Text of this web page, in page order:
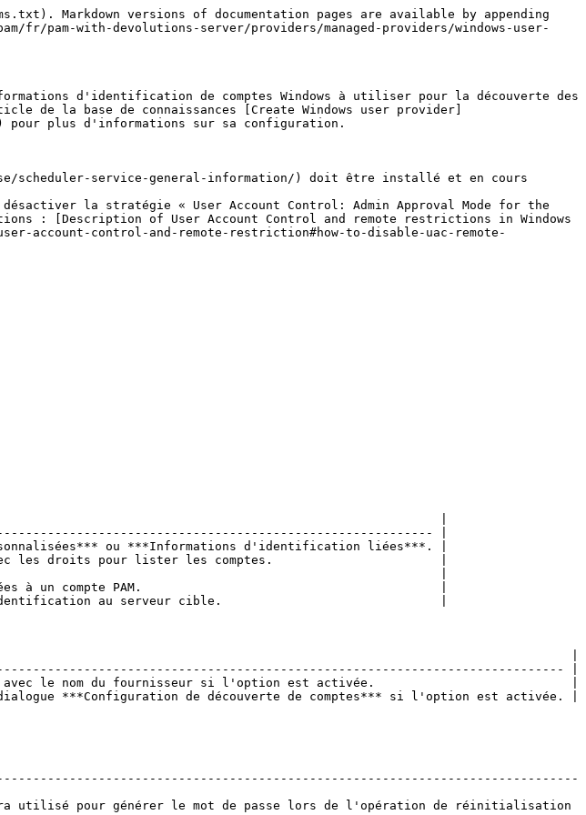
Markdown versions of documentation pages are available by appending
pam-with-devolutions-server/providers/managed-providers/windows-user-
d'identification de comptes Windows à utiliser pour la découverte des
de la base de connaissances [Create Windows user provider]
pour plus d'informations sur sa configuration.
scheduler-service-general-information/) doit être installé et en cours
la stratégie « User Account Control: Admin Approval Mode for the
: [Description of User Account Control and remote restrictions in Windows
account-control-and-remote-restriction#how-to-disable-uac-remote-
|
|
ou ***Informations d'identification liées***. |
les droits pour lister les comptes.                       |
|
liées à un compte PAM.                                         |
d'identification au serveur cible.                              |
|
|
le nom du fournisseur si l'option est activée.                           |
***Configuration de découverte de comptes*** si l'option est activée. |
utilisé pour générer le mot de passe lors de l'opération de réinitialisation